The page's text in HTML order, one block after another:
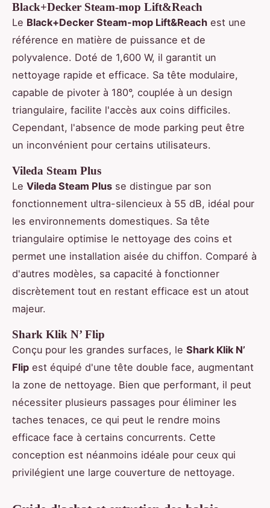
Black+Decker Steam-mop Lift&Reach
Le Black+Decker Steam-mop Lift&Reach est une
référence en matière de puissance et de
polyvalence. Doté de 1,600 W, il garantit un
nettoyage rapide et efficace. Sa tête modulaire,
capable de pivoter à 180°, couplée à un design
triangulaire, facilite l'accès aux coins difficiles.
Cependant, l'absence de mode parking peut être
un inconvénient pour certains utilisateurs.
Vileda Steam Plus
Le Vileda Steam Plus se distingue par son
fonctionnement ultra-silencieux à 55 dB, idéal pour
les environnements domestiques. Sa tête
triangulaire optimise le nettoyage des coins et
permet une installation aisée du chiffon. Comparé à
d'autres modèles, sa capacité à fonctionner
discrètement tout en restant efficace est un atout
majeur.
Shark Klik N’ Flip
Conçu pour les grandes surfaces, le Shark Klik N’
Flip est équipé d'une tête double face, augmentant
la zone de nettoyage. Bien que performant, il peut
nécessiter plusieurs passages pour éliminer les
taches tenaces, ce qui peut le rendre moins
efficace face à certains concurrents. Cette
conception est néanmoins idéale pour ceux qui
privilégient une large couverture de nettoyage.